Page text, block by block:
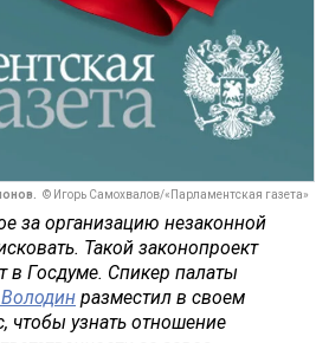
© Игорь Самохвалов/«Парламентская газета»
за организацию незаконной
Такой законопроект
в Госдуме. Спикер палаты
разместил в своем
чтобы узнать отношение